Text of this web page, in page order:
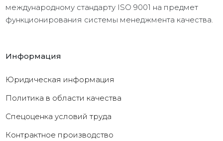
международному стандарту ISO 9001 на предмет
функционирования системы менеджмента качества.
Информация
Юридическая информация
Политика в области качества
Cпецоценка условий труда
Контрактное производство